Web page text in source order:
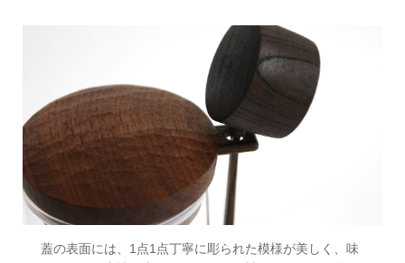
蓋の表面には、1点1点丁寧に彫られた模様が美しく、味